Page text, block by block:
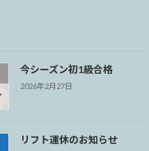
今シーズン初1級合格
2026年2月27日
リフト運休のお知らせ